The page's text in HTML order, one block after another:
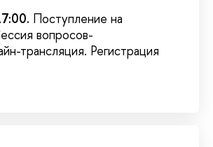
Поступление на
вопросов-
трансляция. Регистрация